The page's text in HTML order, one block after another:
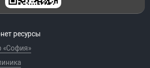
ресурсы
«София»